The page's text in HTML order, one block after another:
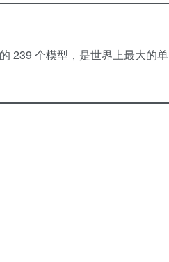
239 个模型，是世界上最大的单